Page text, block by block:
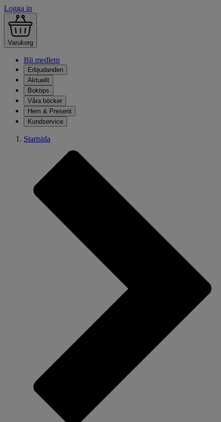
Logga in
Varukorg
Bli medlem
Erbjudanden
Aktuellt
Boktips
Våra böcker
Hem & Present
Kundservice
Startsida